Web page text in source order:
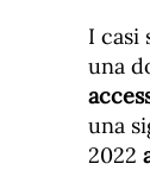
I casi
una
una
2022